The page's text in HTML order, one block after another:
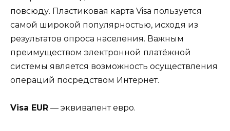
повсюду. Пластиковая карта Visa пользуется
самой широкой популярностью, исходя из
результатов опроса населения. Важным
преимуществом электронной платёжной
системы является возможность осуществления
операций посредством Интернет.
Visa EUR — эквивалент евро.